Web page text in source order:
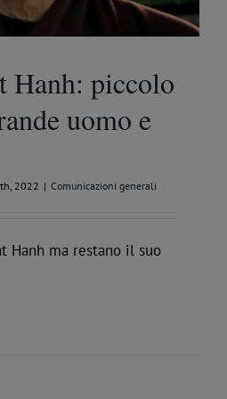
Hanh: piccolo
uomo e
2022 | Comunicazioni generali
Hanh ma restano il suo